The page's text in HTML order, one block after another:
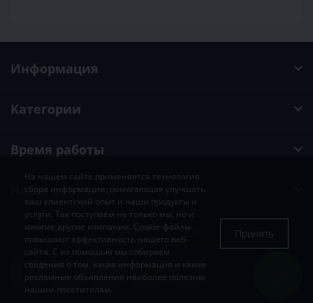
Информация
Категории
Время работы
Наши контакты
SADOVKA© 2019-2026
Разработка и поддержкаMIG STUDIO
На нашем сайте применяется технология
сбора информации, помогающая улучшать
ваш клиентский опыт и наши продукты и
услуги. Так поступаем не только мы, но и
многие другие компании. Cookie-файлы
повышают эффективность нашего веб-
сайта. С их помощью мы собираем
сведения о том, какая информация и какие
рекламные объявления наиболее полезны
нашим посетителям.
Принять